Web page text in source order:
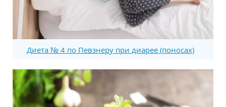
Диета № 4 по Певзнеру при диарее (поносах)